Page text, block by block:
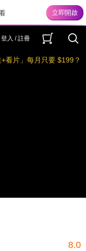
登入 / 註冊
+看片」每月只要 $199？
8.0